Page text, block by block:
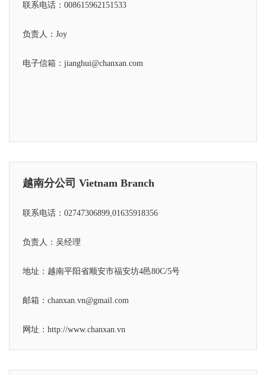
联系电话：008615962151533
负责人：Joy
电子信箱：jianghui@chanxan.com
越南分公司 Vietnam Branch
联系电话：02747306899,01635918356
负责人：吴经理
地址：越南平阳省顺安市福安坊4邑80C/5号
邮箱：chanxan.vn@gmail.com
网址：http://www.chanxan.vn